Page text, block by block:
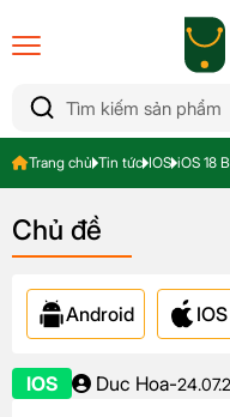
Trang chủ Tin tức IOS iOS 18
Chủ đề
Android IOS
IOS Duc Hoa-